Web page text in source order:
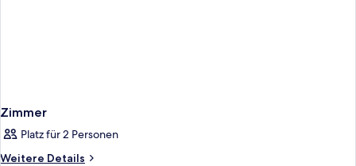
Zimmer
Platz für 2 Personen
Weitere Details
Weitere